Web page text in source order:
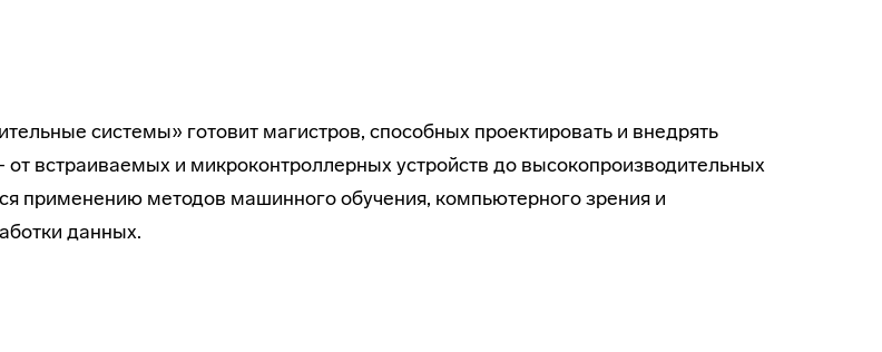
системы» готовит магистров, способных проектировать и внедрять
встраиваемых и микроконтроллерных устройств до высокопроизводительных
применению методов машинного обучения, компьютерного зрения и
данных.